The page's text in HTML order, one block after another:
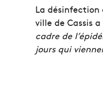
La
ville de Cassis
cadre de
jours qui